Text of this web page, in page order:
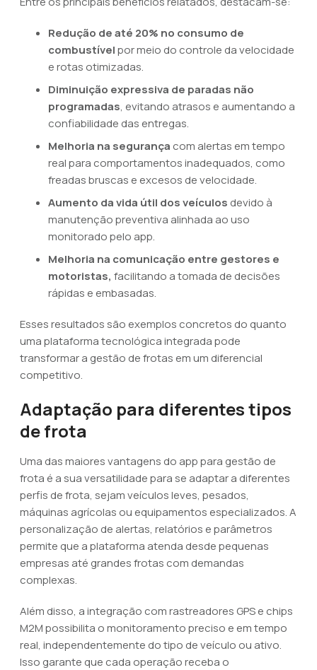
Redução de até 20% no consumo de
combustívelpor meio do controle da velocidade
e rotas otimizadas.
Diminuição expressiva de paradas não
programadas, evitando atrasos e aumentando a
confiabilidade das entregas.
Melhoria na segurança com alertas em tempo
real para comportamentos inadequados, como
freadas bruscas e excesos de velocidade.
Aumento da vida útil dos veículos devido à
manutenção preventiva alinhada ao uso
monitorado pelo app.
Melhoria na comunicação entre gestores e
motoristas, facilitando a tomada de decisões
rápidas e embasadas.
Esses resultados são exemplos concretos do quanto
uma plataforma tecnológica integrada pode
transformar a gestão de frotas em um diferencial
competitivo.
Adaptação para diferentes tipos
de frota
Uma das maiores vantagens do app para gestão de
frota é a sua versatilidade para se adaptar a diferentes
perfis de frota, sejam veículos leves, pesados,
máquinas agrícolas ou equipamentos especializados. A
personalização de alertas, relatórios e parâmetros
permite que a plataforma atenda desde pequenas
empresas até grandes frotas com demandas
complexas.
Além disso, a integração com rastreadores GPS e chips
M2M possibilita o monitoramento preciso e em tempo
real, independentemente do tipo de veículo ou ativo.
Isso garante que cada operação receba o